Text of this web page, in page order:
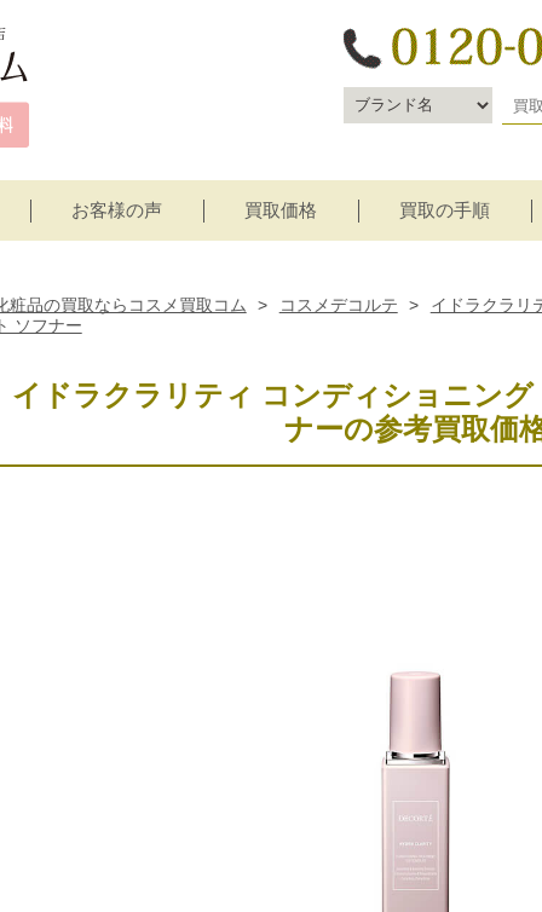
お客様の声 買取価格
買取の手順
粧品の買取ならコスメ買取コム > コスメデコルテ >
イドラクラリ
ソフナー
イドラクラリティ コンディショニン
ナーの参考買取価